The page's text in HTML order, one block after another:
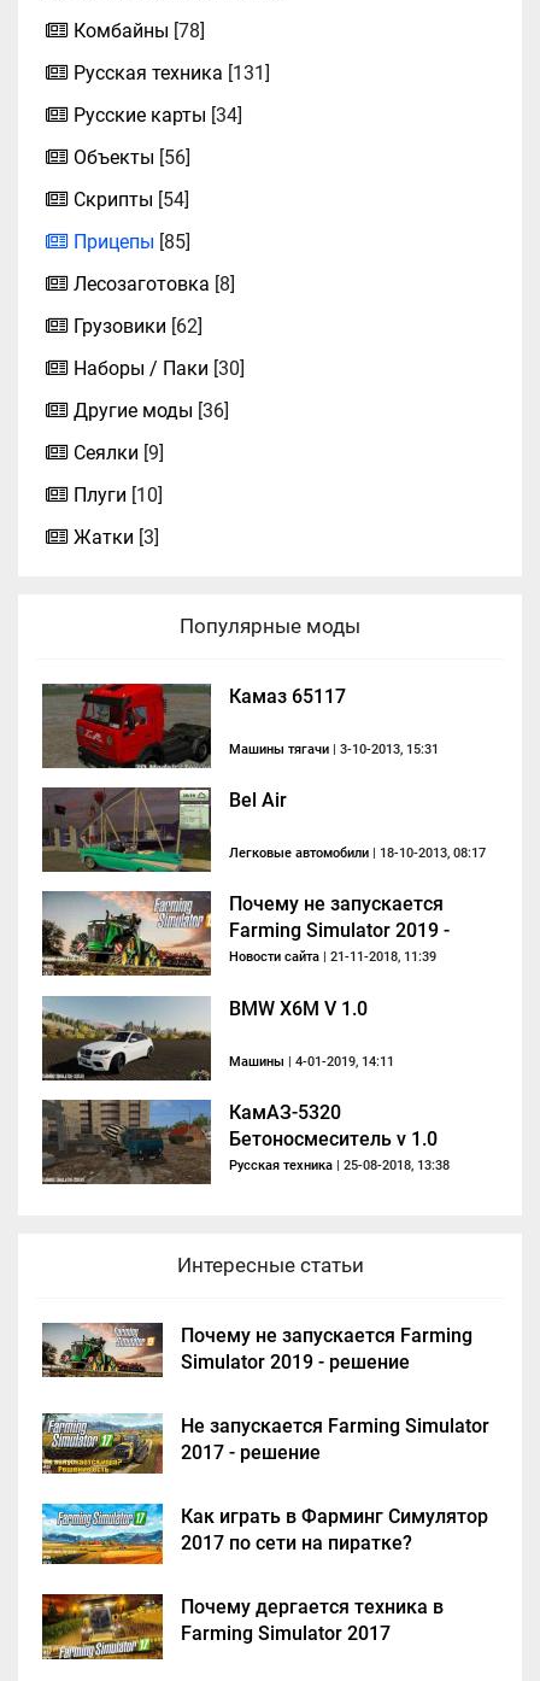
Комбайны [78]
Русская техника [131]
Русские карты [34]
Объекты [56]
Скрипты [54]
Прицепы [85]
Лесозаготовка [8]
Грузовики [62]
Наборы / Паки [30]
Другие моды [36]
Сеялки [9]
Плуги [10]
Жатки [3]
Популярные моды
Камаз 65117
Машины тягачи | 3-10-2013, 15:31
Bel Air
Легковые автомобили | 18-10-2013, 08:17
Почему не запускается
Farming Simulator 2019 -
решение
Новости сайта | 21-11-2018, 11:39
BMW X6M V 1.0
Машины | 4-01-2019, 14:11
КамАЗ-5320
Бетоносмеситель v 1.0
Русская техника | 25-08-2018, 13:38
Интересные статьи
Почему не запускается Farming
Simulator 2019 - решение
Не запускается Farming Simulator
2017 - решение
Как играть в Фарминг Симулятор
2017 по сети на пиратке?
Почему дергается техника в
Farming Simulator 2017